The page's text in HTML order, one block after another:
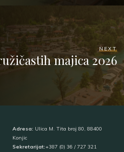
NEXT
majica 2026
Adresa: Ulica M. Tita broj 80, 88400
Konjic
Sekretarijat:+387 (0) 36 / 727 321